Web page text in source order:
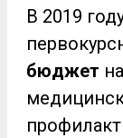
В 2019
бюджет